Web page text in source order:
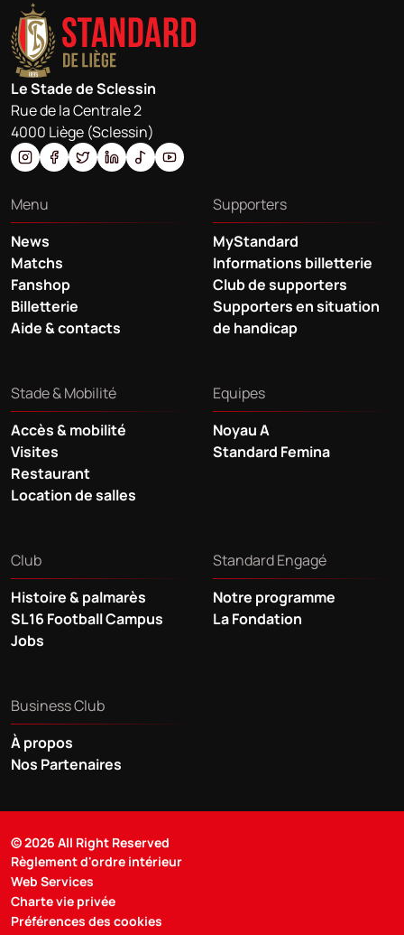
Le Stade de Sclessin
Rue de la Centrale 2
4000 Liège (Sclessin)
Menu
News
Matchs
Fanshop
Billetterie
Aide & contacts
Supporters
MyStandard
Informations billetterie
Club de supporters
Supporters en situation
de handicap
Stade & Mobilité
Accès & mobilité
Visites
Restaurant
Location de salles
Equipes
Noyau A
Standard Femina
Club
Histoire & palmarès
SL16 Football Campus
Jobs
Standard Engagé
Notre programme
La Fondation
Business Club
À propos
Nos Partenaires
© 2026 All Right Reserved
Règlement d'ordre intérieur
Web Services
Charte vie privée
Préférences des cookies